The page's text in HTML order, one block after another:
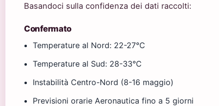
Basandoci sulla confidenza dei dati raccolti:
Confermato
Temperature al Nord: 22-27°C
Temperature al Sud: 28-33°C
Instabilità Centro-Nord (8-16 maggio)
Previsioni orarie Aeronautica fino a 5 giorni